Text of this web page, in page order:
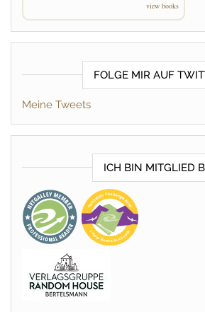
view books
FOLGE MIR AUF
Meine Tweets
ICH BIN MITGLIED